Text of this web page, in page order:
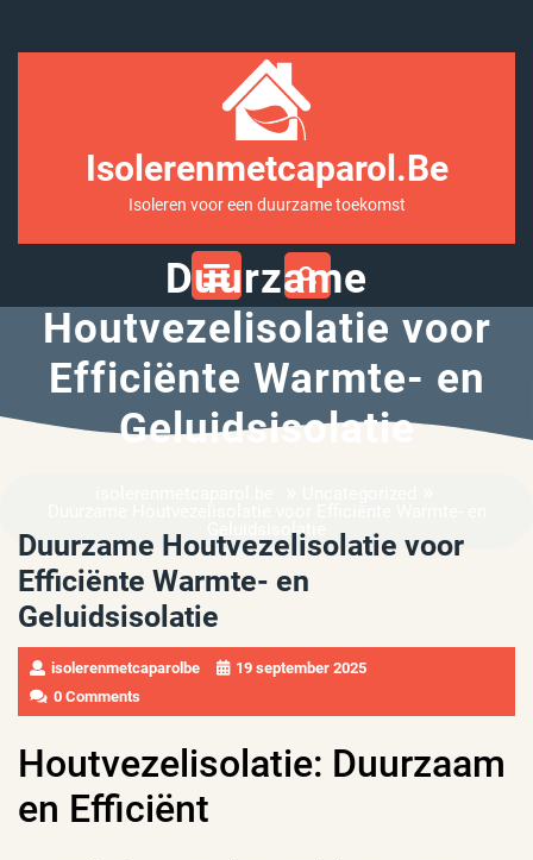
Isolerenmetcaparol.be
Isoleren voor een duurzame toekomst
Open
Menu
Duurzame
Houtvezelisolatie voor
Efficiënte Warmte- en
Geluidsisolatie
Geluidsisolatie
Duurzame Houtvezelisolatie voor
Efficiënte Warmte- en
Geluidsisolatie
isolerenmetcaparolbe
19 september 2025
0 Comments
Houtvezelisolatie: Duurzaam
en Efficiënt